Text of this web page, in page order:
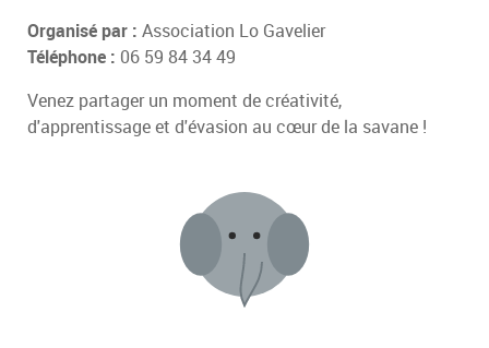
Organisé par : Association Lo Gavelier
Téléphone : 06 59 84 34 49
Venez partager un moment de créativité,
d'apprentissage et d'évasion au cœur de la savane !